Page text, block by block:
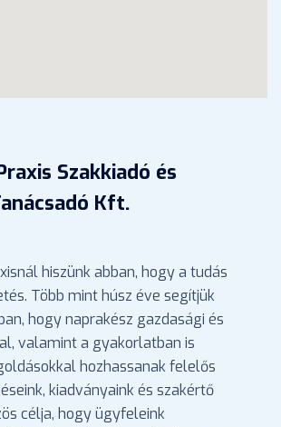
Szakkiadó és
Kft.
hiszünk abban, hogy a tudás
Több mint húsz éve segítjük
hogy naprakész gazdasági és
valamint a gyakorlatban is
hozhassanak felelős
kiadványaink és szakértő
célja, hogy ügyfeleink